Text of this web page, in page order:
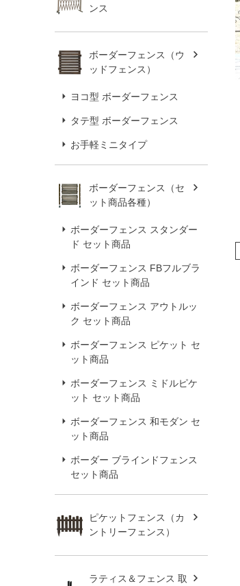
ンス
ボーダーフェンス（ウ
ッドフェンス）
ヨコ型 ボーダーフェンス
タテ型 ボーダーフェンス
お手軽ミニタイプ
ボーダーフェンス（セ
ット商品各種）
ボーダーフェンス スタンダー
ド セット商品
ボーダーフェンス FBフルブラ
インド セット商品
ボーダーフェンス アウトルッ
ク セット商品
ボーダーフェンス ピケット セ
ット商品
ボーダーフェンス ミドルピケ
ット セット商品
ボーダーフェンス 和モダン セ
ット商品
ボーダー ブラインドフェンス
セット商品
ピケットフェンス（カ
ントリーフェンス）
ラティス＆フェンス 取